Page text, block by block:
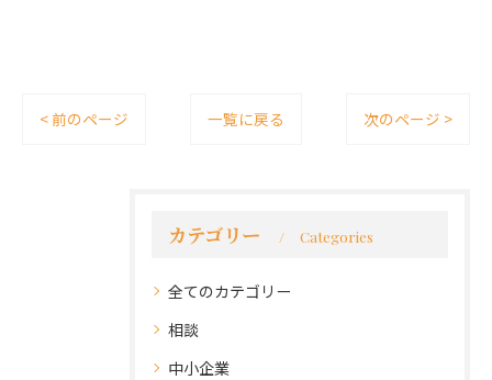
< 前のページ 一覧に戻る 次のページ >
カテゴリー Categories
全てのカテゴリー
相談
中小企業